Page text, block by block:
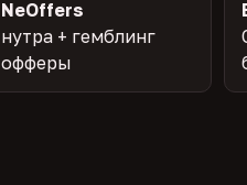
NeOffers
нутра + гемблинг
офферы